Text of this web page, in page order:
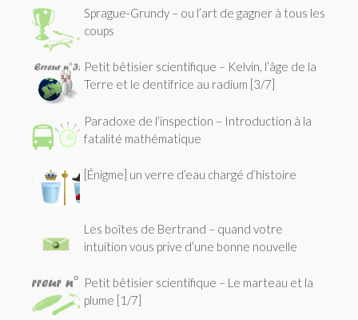
Sprague-Grundy – ou l’art de gagner à tous les
coups
Petit bêtisier scientifique – Kelvin, l’âge de la
Terre et le dentifrice au radium [3/7]
Paradoxe de l’inspection – Introduction à la
fatalité mathématique
[Énigme] un verre d’eau chargé d’histoire
Les boîtes de Bertrand – quand votre
intuition vous prive d’une bonne nouvelle
Petit bêtisier scientifique – Le marteau et la
plume [1/7]